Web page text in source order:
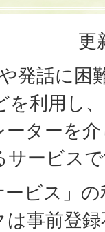
更
発話に困
を利用し
ターを
サービス
ビス」
事前登